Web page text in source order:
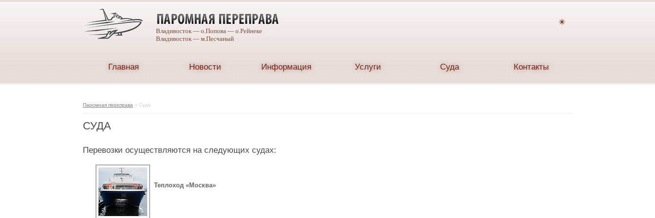
Владивосток — о.Попова — о.Рейнеке
Владивосток — м.Песчаный
Caterpillar
parts
Главная Новости Информация Услуги Суда Контакты
Паромная переправа » Суда
СУДА
Перевозки осуществляются на следующих судах:
Теплоход «Москва»